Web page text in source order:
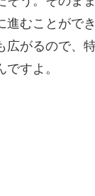
進むことがで
広がるので、
すよ。